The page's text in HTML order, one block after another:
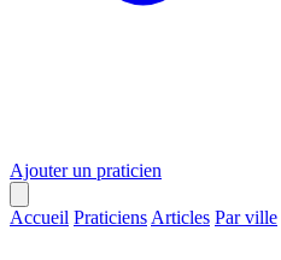
Ajouter un praticien
Accueil Praticiens Articles Par ville